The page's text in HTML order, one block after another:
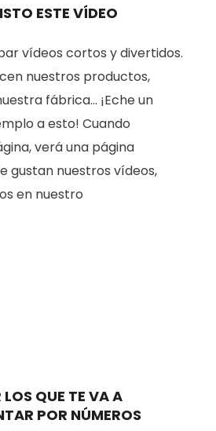
ESTE VÍDEO
vídeos cortos y divertidos.
nuestros productos,
fábrica... ¡Eche un
a esto! Cuando
verá una página
gustan nuestros vídeos,
en nuestro
QUE TE VA A
POR NÚMEROS